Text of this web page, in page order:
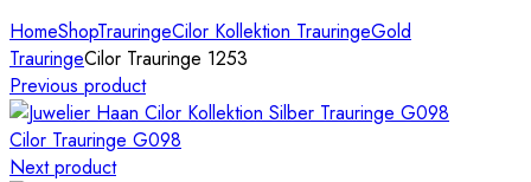
HomeShopTrauringeCilor Kollektion TrauringeGold
TrauringeCilor Trauringe 1253
Previous product
Cilor Trauringe G098
Next product